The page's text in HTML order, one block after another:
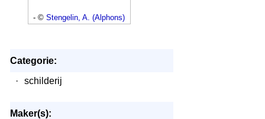
- © Stengelin, A. (Alphons)
Categorie:
·
schilderij
Maker(s):